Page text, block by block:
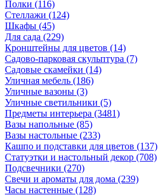
Полки (116)
Стеллажи (124)
Шкафы (45)
Для сада (229)
Кронштейны для цветов (14)
Садово-парковая скульптура (7)
Садовые скамейки (14)
Уличная мебель (186)
Уличные вазоны (3)
Уличные светильники (5)
Предметы интерьера (3481)
Вазы напольные (85)
Вазы настольные (233)
Кашпо и подставки для цветов (137)
Статуэтки и настольный декор (708)
Подсвечники (270)
Свечи и ароматы для дома (239)
Часы настенные (128)